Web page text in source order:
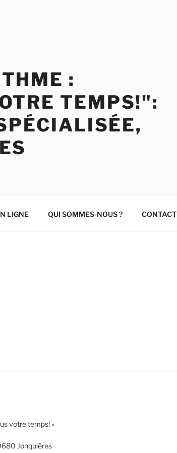
:
TEMPS!":
LIGNE QUI SOMMES-NOUS ? CONTACT
votre temps! »
Jonquières